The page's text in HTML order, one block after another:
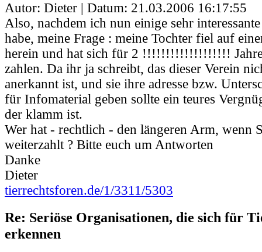
Autor: Dieter | Datum: 21.03.2006 16:17:55
Also, nachdem ich nun einige sehr
habe, meine Frage : meine Tochter fiel auf
herein und hat sich für 2 !!!!!!!!!!!!!!!!!!!
zahlen. Da ihr ja schreibt, das dieser Verein
anerkannt ist, und sie ihre adresse bzw.
für Infomaterial geben sollte ein teures
der klamm ist.
Wer hat - rechtlich - den längeren Arm, wenn
weiterzahlt ? Bitte euch um Antworten
Danke
Dieter
tierrechtsforen.de/1/3311/5303
Re: Seriöse Organisationen, die sich für
erkennen